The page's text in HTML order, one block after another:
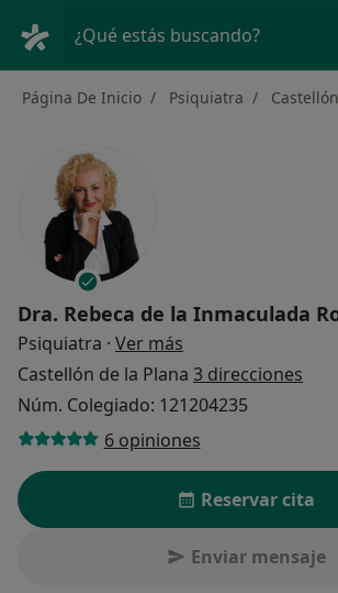
¿Qué estás buscando?
Página De Inicio Psiquiatra
Dra. Rebeca de la Inmaculada
Psiquiatra · Ver más
Castellón de la Plana 3 direcciones
Núm. Colegiado: 121204235
6 opiniones
Reservar cita
Enviar mensaje